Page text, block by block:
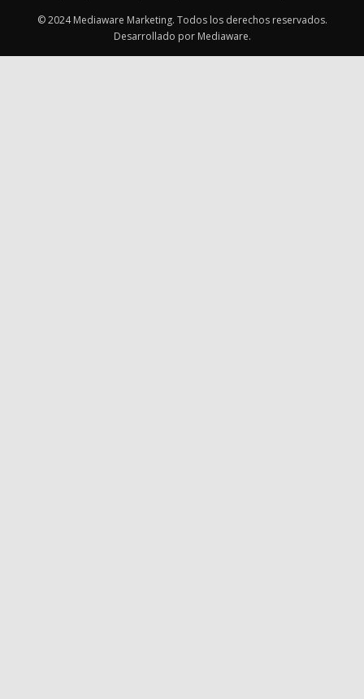
© 2024 Mediaware Marketing. Todos los derechos reservados.
Desarrollado por Mediaware.